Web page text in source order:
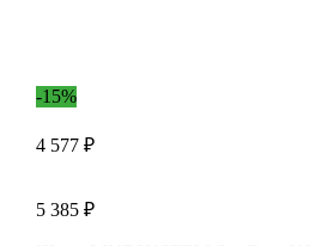
-15%
4 577 ₽
5 385 ₽